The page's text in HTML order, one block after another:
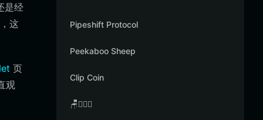
是经
这
页
观
Pipeshift Protocol
Peekaboo Sheep
Clip Coin
🪑👳🏾‍♂️